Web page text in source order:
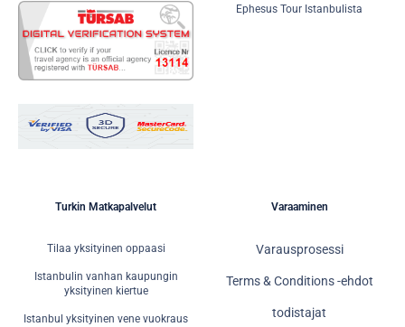
Ephesus Tour Istanbulista
Turkin Matkapalvelut
Tilaa yksityinen oppaasi
Istanbulin vanhan kaupungin
yksityinen kiertue
Istanbul yksityinen vene vuokraus
Varaaminen
Varausprosessi
Terms & Conditions -ehdot
todistajat